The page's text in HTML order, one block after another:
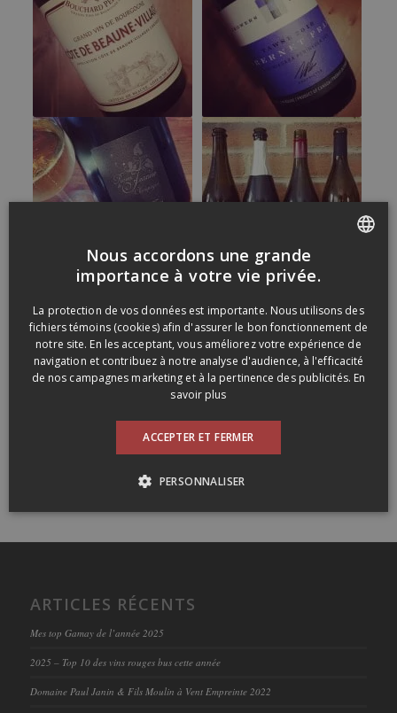
ARTICLES RÉCENTS
Mes top Gamay de l’année 2025
2025 – Top 10 des vins rouges bus cette année
Domaine Paul Janin & Fils Moulin à Vent Empreinte 2022
Nous accordons une grande
importance à votre vie privée.
La protection de vos données est importante. Nous utilisons des
fichiers témoins (cookies) afin d'assurer le bon fonctionnement de
notre site. En les acceptant, vous améliorez votre expérience de
navigation et contribuez à notre analyse d'audience, à l'efficacité
de nos campagnes marketing et à la pertinence des publicités. En
savoir plus
ACCEPTER ET FERMER
PERSONNALISER